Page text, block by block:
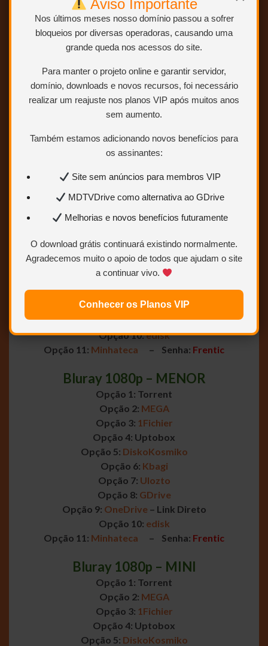
Aviso Importante
Nos últimos meses nosso domínio passou a sofrer
bloqueios por diversas operadoras, causando uma
grande queda nos acessos do site.
Para manter o projeto online e garantir servidor,
domínio, downloads e novos recursos, foi necessário
realizar um reajuste nos planos VIP após muitos anos
sem aumento.
Também estamos adicionando novos benefícios para
os assinantes:
Site sem anúncios para membros VIP
MDTVDrive como alternativa ao GDrive
Melhorias e novos benefícios futuramente
O download grátis continuará existindo normalmente.
Agradecemos muito o apoio de todos que ajudam o site
a continuar vivo.
Conhecer os Planos VIP
Bluray 1080p – REMUX
Opção 1: Torrent
Opção 3:1Fichier
Opção 4: Uptobox
Opção 5: DiskoKosmiko
Opção 6:Kbagi
Bluray 1080p – MÉDIO
Opção 2:MEGA
Opção 4: Uptobox
Opção 5:DiskoKosmiko
Opção 6:Kbagi
Opção 7:Ulozto
Opção 8: GDrive
Opção 9:OneDrive– Link Direto
Opção 10:edisk
Opção 11: Minhateca – Senha: Frentic
Bluray 1080p – MENOR
Opção 1: Torrent
Opção 2: MEGA
Opção 3: 1Fichier
Opção 4: Uptobox
Opção 5: DiskoKosmiko
Opção 6: Kbagi
Opção 7: Ulozto
Opção 8: GDrive
Opção 9: OneDrive – Link Direto
Opção 10: edisk
Opção 11: Minhateca – Senha: Frentic
Bluray 1080p – MINI
Opção 1: Torrent
Opção 2: MEGA
Opção 3: 1Fichier
Opção 4: Uptobox
Opção 5: DiskoKosmiko